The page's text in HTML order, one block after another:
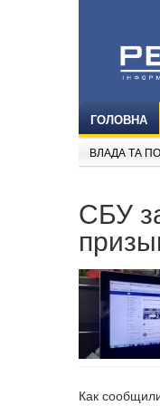
ГОЛОВНА
ВЛАДА ТА
СБУ
Как